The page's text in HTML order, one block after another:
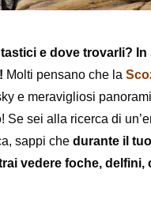
e dove trovarli? In
Molti pensano che la
e meravigliosi
Se sei alla ricerca di
sappi che durante il
vedere foche, delfini,